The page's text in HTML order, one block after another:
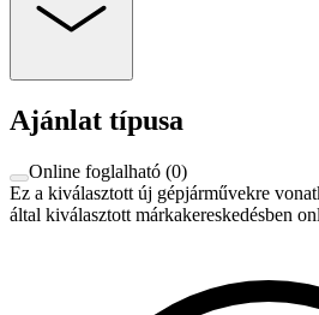
Ajánlat típusa
Online foglalható (0)
Ez a kiválasztott új gépjárművekre
által kiválasztott márkakereskedésben